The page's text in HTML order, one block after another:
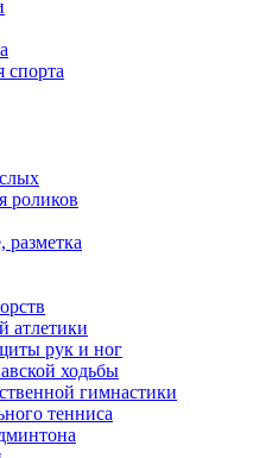
спорта
роликов
атлетики
рук и ног
ходьбы
гимнастики
тенниса